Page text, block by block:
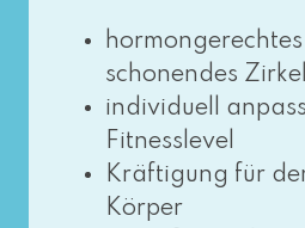
scho­nen­des
indi­vi­du­ell
Fitnesslevel
Kräftigung für
Körper